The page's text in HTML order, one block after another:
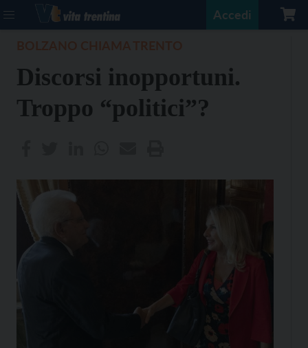
Accedi
Discorsi inopportuni.
Troppo “politici”?